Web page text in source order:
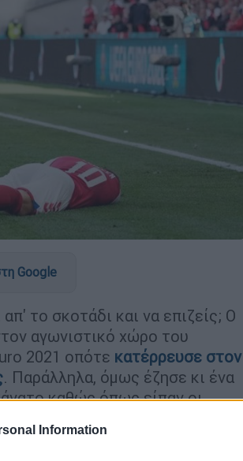
Information
Google
το σκοτάδι και να επιζείς; Ο
αγωνιστικό χώρο του
2021 οπότε κατέρρευσε στον
. Παράλληλα, όμως έζησε κι ένα
καθώς όπως είπαν οι
νεκρός για 3-4 λεπτά.
υψηλό επίπεδο που